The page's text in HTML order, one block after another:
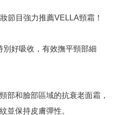
節目強力推薦VELLA頸霜！
別好吸收，有效撫平頸部細
部和臉部區域的抗衰老面霜，
並保持皮膚彈性。